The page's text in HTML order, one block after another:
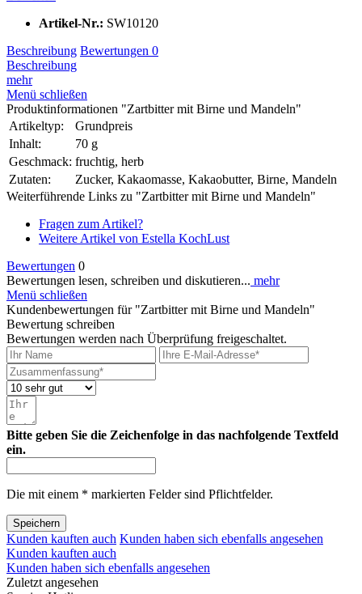
Artikel-Nr.: SW10120
Beschreibung Bewertungen 0
Beschreibung
mehr
Menü schließen
Produktinformationen "Zartbitter mit Birne und Mandeln"
Artikeltyp:
Grundpreis
Inhalt:
70 g
Geschmack: fruchtig, herb
Zutaten:
Zucker, Kakaomasse, Kakaobutter, Birne, Mandeln
Weiterführende Links zu "Zartbitter mit Birne und Mandeln"
Fragen zum Artikel?
Weitere Artikel von Estella KochLust
Bewertungen 0
Bewertungen lesen, schreiben und diskutieren... mehr
Menü schließen
Kundenbewertungen für "Zartbitter mit Birne und Mandeln"
Bewertung schreiben
Bewertungen werden nach Überprüfung freigeschaltet.
Bitte geben Sie die Zeichenfolge in das nachfolgende Textfeld
ein.
Die mit einem * markierten Felder sind Pflichtfelder.
Speichern
Kunden kauften auch Kunden haben sich ebenfalls angesehen
Kunden kauften auch
Kunden haben sich ebenfalls angesehen
Zuletzt angesehen